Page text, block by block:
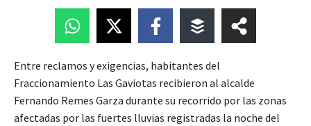
Entre reclamos y exigencias, habitantes del
Fraccionamiento Las Gaviotas recibieron al alcalde
Fernando Remes Garza durante su recorrido por las zonas
afectadas por las fuertes lluvias registradas la noche del